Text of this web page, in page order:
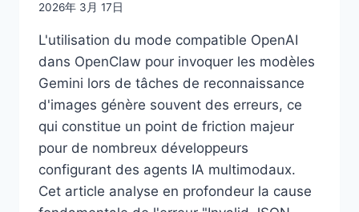
2026年 3月 17日
L'utilisation du mode compatible OpenAI
dans OpenClaw pour invoquer les modèles
Gemini lors de tâches de reconnaissance
d'images génère souvent des erreurs, ce
qui constitue un point de friction majeur
pour de nombreux développeurs
configurant des agents IA multimodaux.
Cet article analyse en profondeur la cause